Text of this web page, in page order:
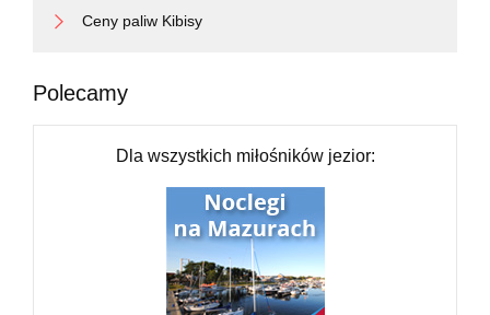
Ceny paliw Kibisy
Polecamy
Dla wszystkich miłośników jezior: